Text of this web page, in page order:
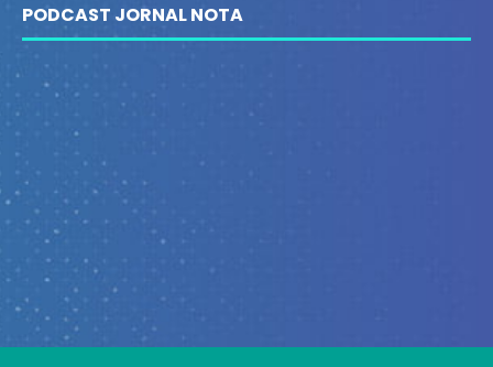
PODCAST JORNAL NOTA